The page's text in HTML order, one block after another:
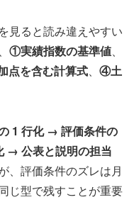
見ると読み違えやすい
①実績指数の基準値、
点を含む計算式、 ④土
1 行化 → 評価条件の
→ 公表と説明の担当
、評価条件のズレは月
じ型で残すことが重要